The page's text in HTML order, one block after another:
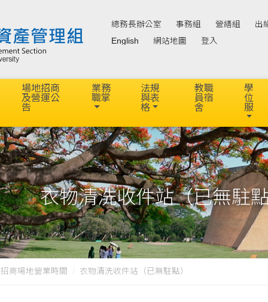
總務長辦公室 事務組 營繕組 出
English
網站地圖 登入
場地招商
及營運公
告
業務
職掌
法規
與表
格
教職
員宿
舍
學
位
服
衣物清洗收件站（已無駐
招商場地營業時間 衣物清洗收件站（已無駐點）